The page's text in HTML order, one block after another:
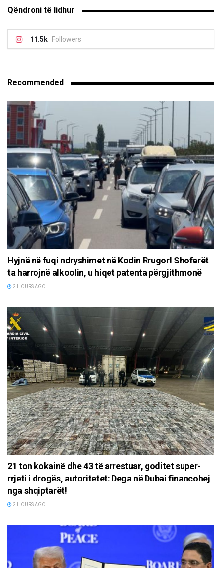
Qëndroni të lidhur
11.5k Followers
Recommended
Hyjnë në fuqi ndryshimet në Kodin Rrugor! Shoferët
ta harrojnë alkoolin, u hiqet patenta përgjithmonë
2 HOURS AGO
21 ton kokainë dhe 43 të arrestuar, goditet super-
rrjeti i drogës, autoritetet: Dega në Dubai financohej
nga shqiptarët!
2 HOURS AGO